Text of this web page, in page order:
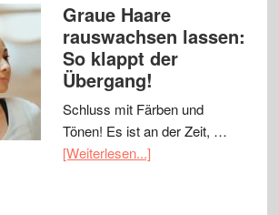
Graue Haare
rauswachsen lassen:
So klappt der
Übergang!
Schluss mit Färben und
Tönen! Es ist an der Zeit, …
[Weiterlesen...]